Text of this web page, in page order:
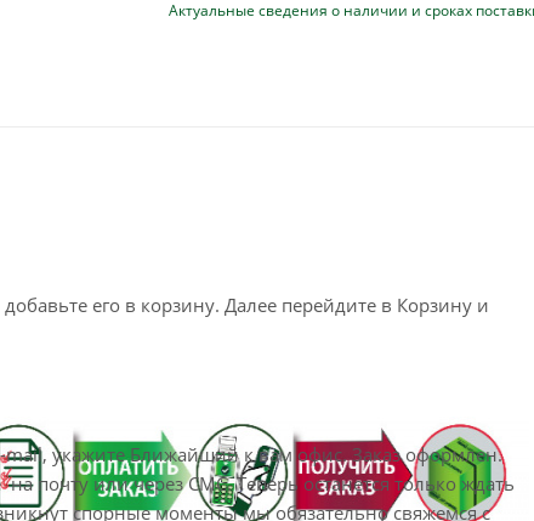
Актуальные сведения о наличии и сроках
его в корзину. Далее перейдите в Корзину и
укажите Ближайший к вам офис. Заказ оформлен.
почту или через СМС. Теперь останется только ждать
спорные моменты мы обязательно свяжемся с